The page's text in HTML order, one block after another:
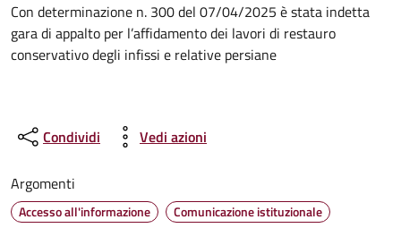
Con determinazione n. 300 del 07/04/2025 è stata indetta
gara di appalto per l’affidamento dei lavori di restauro
conservativo degli infissi e relative persiane
Condividi Vedi azioni
Argomenti
Accesso all'informazione Comunicazione istituzionale